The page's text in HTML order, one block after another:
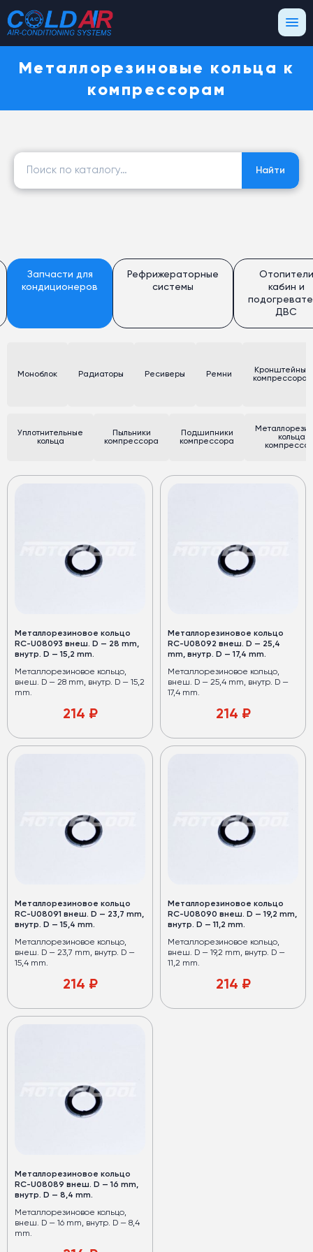
Металлорезиновые кольца к
компрессорам
Найти:
Найти
Запчасти для
кондиционеров
Рефрижераторные
системы
Отопители
кабин и
ДВС
Моноблок Радиаторы Ресиверы Ремни
Кронштейны
компрессора
Уплотнительные
кольца
Пыльники
компрессора
Подшипники
компрессора
кольца к
Металлорезиновое кольцо
RC-U08093 внеш. D — 28 mm,
внутр. D — 15,2 mm.
Металлорезиновое кольцо,
внеш. D — 28 mm, внутр. D — 15,2
mm.
214 ₽
Металлорезиновое кольцо
RC-U08092 внеш. D — 25,4
mm, внутр. D — 17,4 mm.
Металлорезиновое кольцо,
внеш. D — 25,4 mm, внутр. D —
17,4 mm.
214 ₽
Металлорезиновое кольцо
RC-U08091 внеш. D — 23,7 mm,
внутр. D — 15,4 mm.
Металлорезиновое кольцо,
внеш. D — 23,7 mm, внутр. D —
15,4 mm.
214 ₽
Металлорезиновое кольцо
RC-U08090 внеш. D — 19,2 mm,
внутр. D — 11,2 mm.
Металлорезиновое кольцо,
внеш. D — 19,2 mm, внутр. D —
11,2 mm.
214 ₽
Металлорезиновое кольцо
RC-U08089 внеш. D — 16 mm,
внутр. D — 8,4 mm.
Металлорезиновое кольцо,
внеш. D — 16 mm, внутр. D — 8,4
mm.